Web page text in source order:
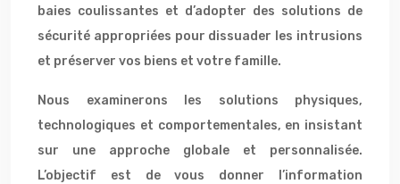
baies coulissantes et d’adopter des solutions de
sécurité appropriées pour dissuader les intrusions
et préserver vos biens et votre famille.
Nous examinerons les solutions physiques,
technologiques et comportementales, en insistant
sur une approche globale et personnalisée.
L’objectif est de vous donner l’information